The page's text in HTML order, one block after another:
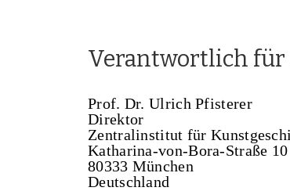
Verantwortlich für
Prof. Dr. Ulrich Pfisterer
Direktor
Zentralinstitut für
Katharina-von-Bora-Straße 10
80333 München
Deutschland